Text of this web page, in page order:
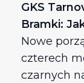
GKS
Bramki:
Nowe
czterech
czarnych